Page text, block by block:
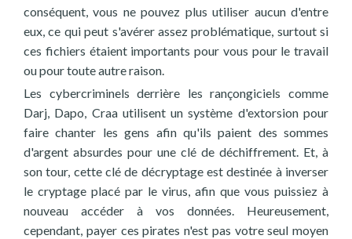
conséquent, vous ne pouvez plus utiliser aucun d'entre
eux, ce qui peut s'avérer assez problématique, surtout si
ces fichiers étaient importants pour vous pour le travail
ou pour toute autre raison.
Les cybercriminels derrière les rançongiciels comme
Darj, Dapo, Craa utilisent un système d'extorsion pour
faire chanter les gens afin qu'ils paient des sommes
d'argent absurdes pour une clé de déchiffrement. Et, à
son tour, cette clé de décryptage est destinée à inverser
le cryptage placé par le virus, afin que vous puissiez à
nouveau accéder à vos données. Heureusement,
cependant, payer ces pirates n'est pas votre seul moyen